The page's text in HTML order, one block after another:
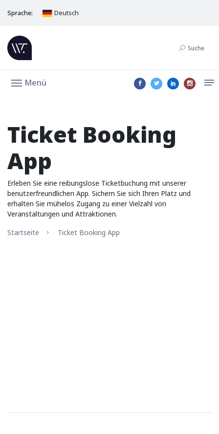
Sprache: Deutsch
Suche
Menü
Ticket Booking
App
Erleben Sie eine reibungslose Ticketbuchung mit unserer
benutzerfreundlichen App. Sichern Sie sich Ihren Platz und
erhalten Sie mühelos Zugang zu einer Vielzahl von
Veranstaltungen und Attraktionen.
Startseite
Ticket Booking App